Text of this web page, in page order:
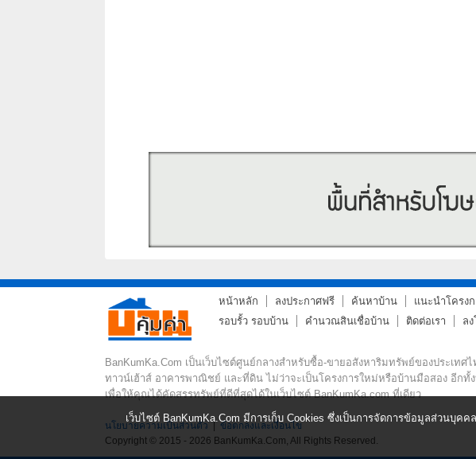
หน้าหลัก ลงประกาศฟรี ค้นหาบ้าน แนะนำโครง
รอบรั้ว รอบบ้าน
คำนวณสินเชื่อบ้าน ติดต่อเรา ล
BanKumKa.Com เป็นเว็บไซต์ศูนย์กลางสำหรับซื้อ-ขายอสังหาริมทรัพย์ของประเท
ทาวน์เฮ้าส์ อาคารพาณิชย์ และที่ดิน ไม่ว่าจะเป็นโครงการใหม่หรือบ้านมือสอง อีกทั้
เพื่อให้คุณได้คัดสรรทรัพย์ที่ดีที่สุดได้ในเว็บไซต์ BanKumKa.com ที่เดียว
นโยบายความเป็นส่วนตัว| ข้อตกลงและเงื่อนไข
Copyright © 2015 - 2026 BanKumKa.Com, All Rights Reserved.
เว็บไซต์ BanKumKa.Com มีการเก็บ Cookies ซึ่งเป็นการจัดการข้อมูลส่วนบุ